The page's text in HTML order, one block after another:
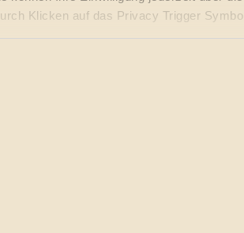
Klicken auf das Privacy Trigger
würden wir auch gerne:
aktives Scannen nach bestimmten
darüber, wie Ihre persönlichen Daten